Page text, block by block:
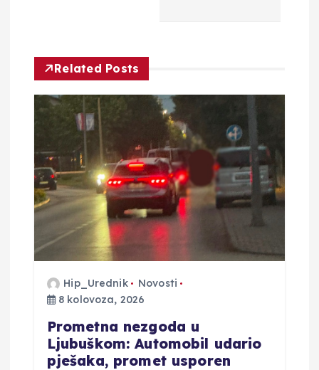
a
b
a
Related Posts
Hip_Urednik
Novosti
8 kolovoza, 2026
Prometna nezgoda u
Ljubuškom: Automobil udario
pješaka, promet usporen